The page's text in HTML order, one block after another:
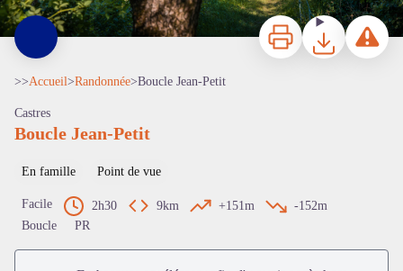
ImprimerTéléchargerSignaler
>>Accueil>Randonnée>Boucle Jean-Petit
Castres
Boucle Jean-Petit
En famille Point de vue
Facile 2h30 9km +151m
-152m
Boucle
PR